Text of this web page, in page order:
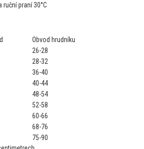
ruční praní 30°C
Obvod hrudníku
26-28
28-32
36-40
40-44
48-54
52-58
60-66
68-76
75-90